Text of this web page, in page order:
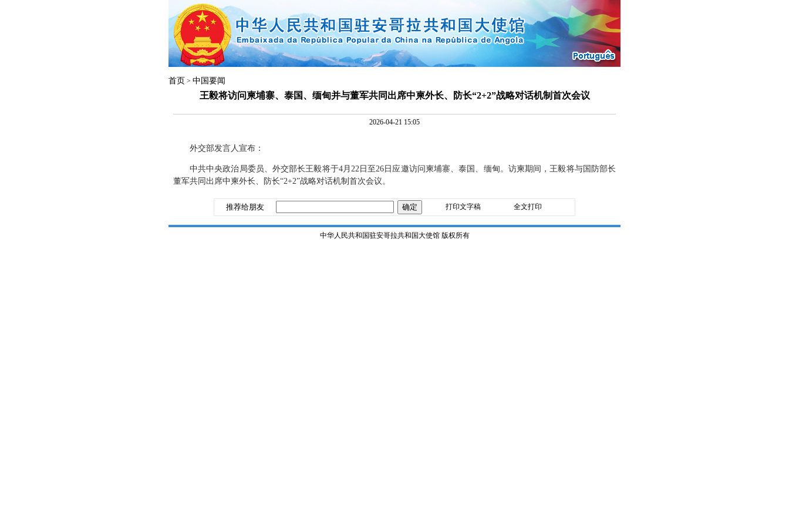
首页 > 中国要闻
王毅将访问柬埔寨、泰国、缅甸并与董军共同出席中柬外长、防长“2+2”战略对话机制首次会议
2026-04-21 15:05
外交部发言人宣布：
中共中央政治局委员、外交部长王毅将于4月22日至26日应邀访问柬埔寨、泰国、缅甸。访柬期间，王毅将与国防部长
董军共同出席中柬外长、防长“2+2”战略对话机制首次会议。
推荐给朋友 打印文字稿 全文打印
中华人民共和国驻安哥拉共和国大使馆 版权所有